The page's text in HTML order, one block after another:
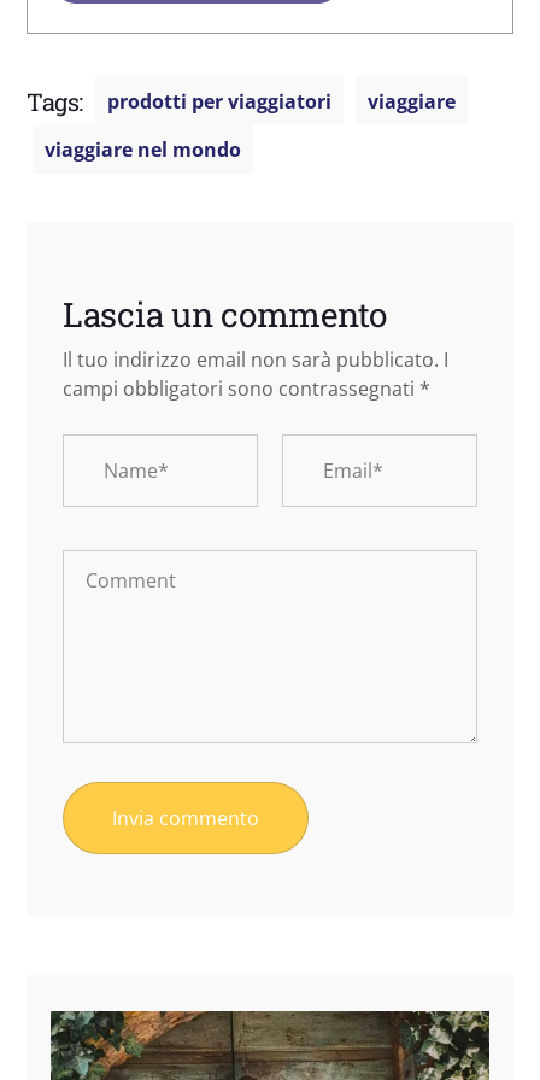
Tags: prodotti per viaggiatori
viaggiare
viaggiare nel mondo
Lascia un commento
Il tuo indirizzo email non sarà pubblicato. I
campi obbligatori sono contrassegnati *